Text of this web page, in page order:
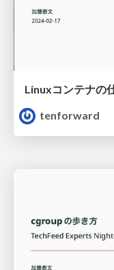
tenforward